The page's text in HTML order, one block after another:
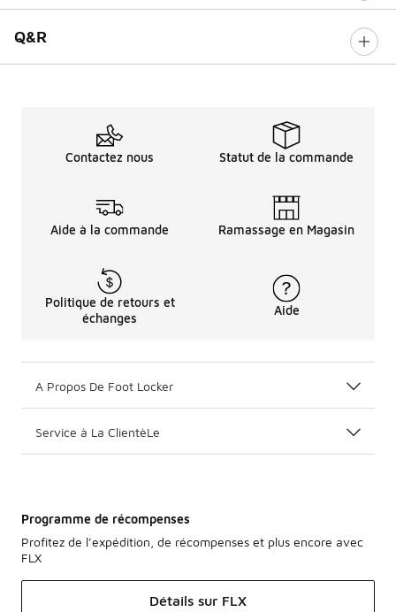
Q&R
Contactez nous Statut de la commande
Aide à la commande Ramassage en Magasin
Politique de retours et
échanges
Aide
A Propos De Foot Locker
Service à La ClientèLe
Programme de récompenses
Profitez de l’expédition, de récompenses et plus encore avec
FLX
Détails sur FLX